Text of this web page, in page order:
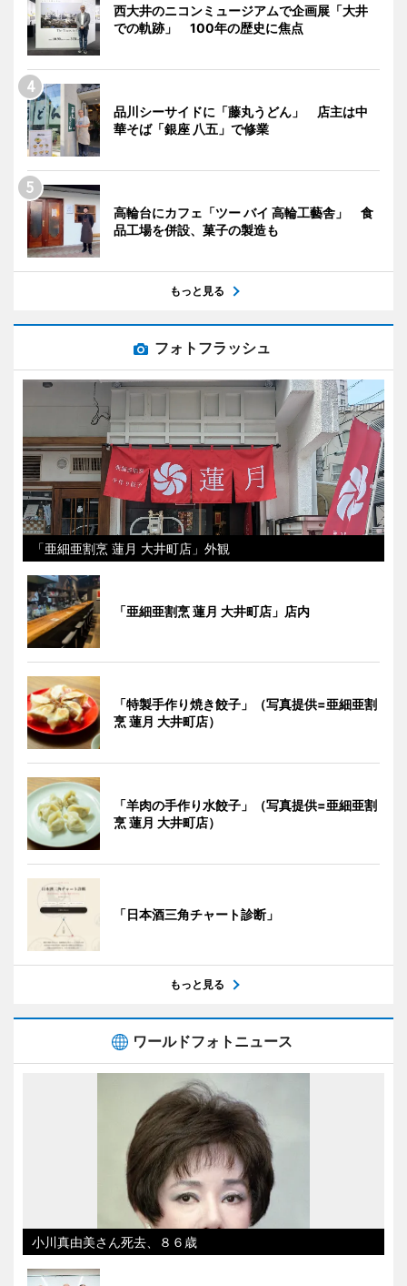
西大井のニコンミュージアムで企画展「大井
での軌跡」 100年の歴史に焦点
品川シーサイドに「藤丸うどん」 店主は中
華そば「銀座 八五」で修業
高輪台にカフェ「ツー バイ 高輪工藝舎」 食
品工場を併設、菓子の製造も
もっと見る
フォトフラッシュ
「亜細亜割烹 蓮月 大井町店」外観
「亜細亜割烹 蓮月 大井町店」店内
「特製手作り焼き餃子」（写真提供=亜細亜割
烹 蓮月 大井町店）
「羊肉の手作り水餃子」（写真提供=亜細亜割
烹 蓮月 大井町店）
「日本酒三角チャート診断」
もっと見る
ワールドフォトニュース
小川真由美さん死去、８６歳